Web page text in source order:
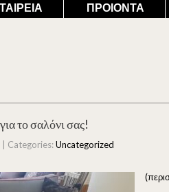
ΠΡΟΙΌΝΤΑ
το σαλόνι σας!
| Categories:Uncategorized